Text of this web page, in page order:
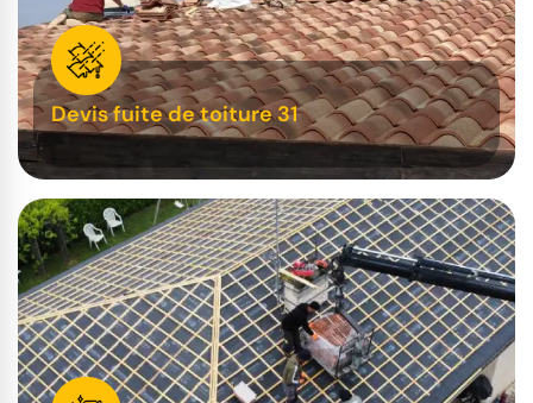
Devis fuite de toiture 31